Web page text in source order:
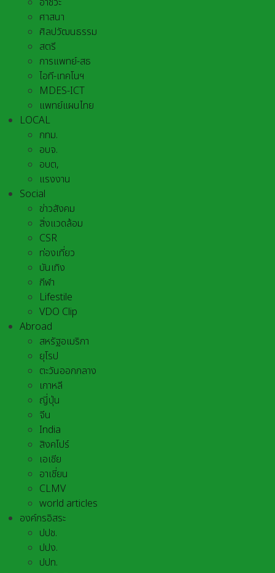
ศาสนา
ศิลปวัฒนธรรม
สตรี
การแพทย์-สธ
ไอที-เทคโนฯ
MDES-ICT
แพทย์แผนไทย
LOCAL
กทม.
อบจ.
อบต,
แรงงาน
Social
ข่าวสังคม
สิ่งแวดล้อม
CSR
ท่องเที่ยว
บันเทิง
กีฬา
Lifestile
VDO Clip
Abroad
สหรัฐอเมริกา
ยุโรป
ตะวันออกกลาง
เกาหลี
ญี่ปุ่น
จีน
India
สิงคโปร์
เอเชีย
อาเชี่ยน
CLMV
world articles
องค์กรอิสระ
ปปช.
ปปง.
ปปท.